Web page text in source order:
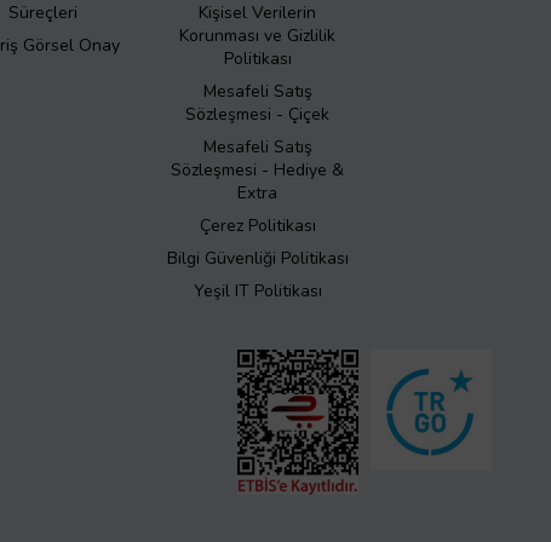
Süreçleri
Görsel Onay
Kişisel Verilerin
Korunması ve Gizlilik
Politikası
Mesafeli Satış
Sözleşmesi - Çiçek
Mesafeli Satış
Sözleşmesi - Hediye &
Extra
Çerez Politikası
Bilgi Güvenliği Politikası
Yeşil IT Politikası